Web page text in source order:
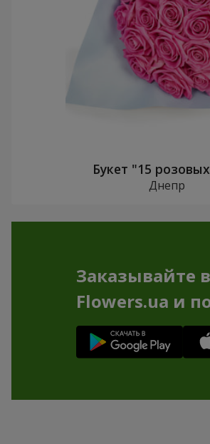
Букет "15
Днепр
Заказывайте
Flowers.ua и